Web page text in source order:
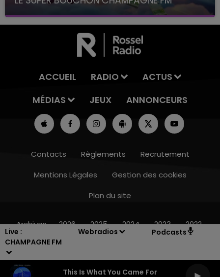
Live :
CHAMPAGNE FM
Webradios Podcasts
This Is What You Came For
avec La Famille Champagne FM, à 8H10
ACCUEIL RADIO
ACTUS
MÉDIAS
JEUX ANNONCEURS
Contacts Règlements
Recrutement
Mentions Légales
Gestion des cookies
Plan du site
Archives 2026 2025 2024 2023 2022